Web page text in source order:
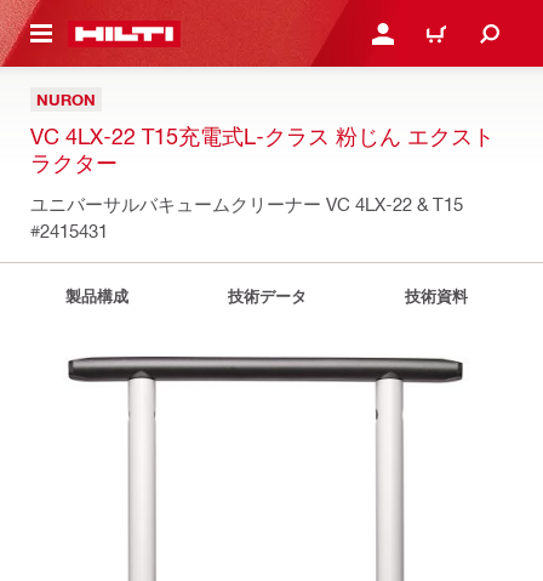
内容を表示 ログイン・新規オンライ
カート
NURON
VC 4LX-22 T15充電式L-クラス 粉じん エクスト
ラクター
ユニバーサルバキュームクリーナー VC 4LX-22 & T15
#2415431
製品構成 技術データ 技術資料